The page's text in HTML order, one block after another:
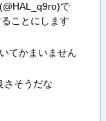
で
ことにします
てかまいません
さそうだな